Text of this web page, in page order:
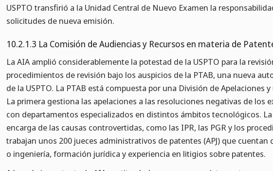
USPTO transfirió a la Unidad Central de Nuevo Examen la
solicitudes de nueva emisión.
10.2.1.3 La Comisión de Audiencias y Recursos en materia de
La AIA amplió considerablemente la potestad de la USPTO para la
procedimientos de revisión bajo los auspicios de la PTAB, una nueva
de la USPTO. La PTAB está compuesta por una División de Apelaciones
La primera gestiona las apelaciones a las resoluciones negativas de los
con departamentos especializados en distintos ámbitos tecnológicos.
encarga de las causas controvertidas, como las IPR, las PGR y los
trabajan unos 200 jueces administrativos de patentes (APJ) que
o ingeniería, formación jurídica y experiencia en litigios sobre patentes.